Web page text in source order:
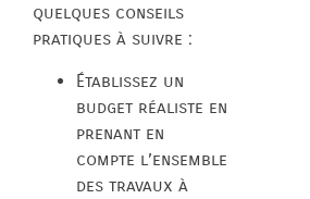
quelques conseils
pratiques à suivre :
Établissez un
budget réaliste en
prenant en
compte l’ensemble
des travaux à